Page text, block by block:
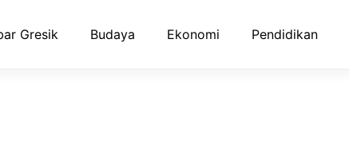
Gresik Budaya Ekonomi Pendidikan